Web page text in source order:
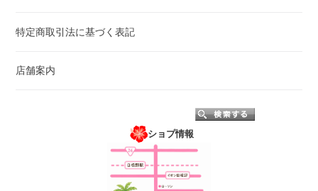
特定商取引法に基づく表記
店舗案内
ショプ情報